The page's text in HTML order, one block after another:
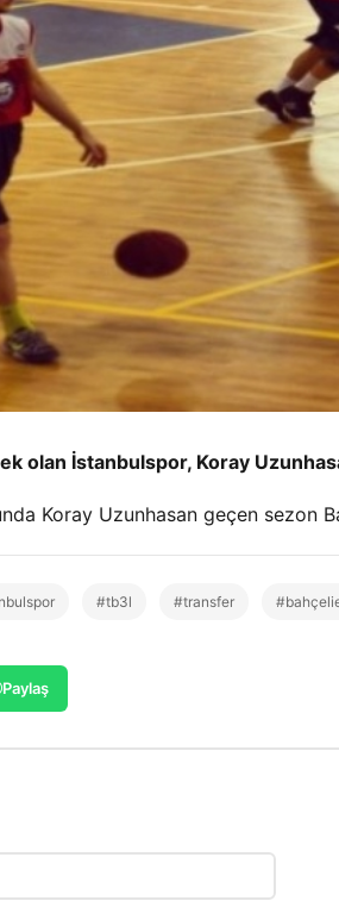
olan İstanbulspor, Koray
Koray Uzunhasan geçen sezon
#tb3l #transfer
Paylaş